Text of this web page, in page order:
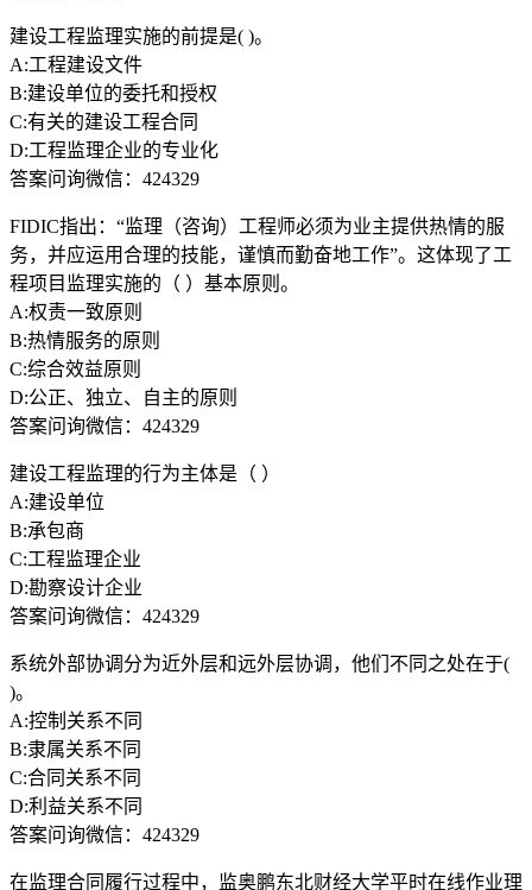
建设工程监理实施的前提是( )。
A:工程建设文件
B:建设单位的委托和授权
C:有关的建设工程合同
D:工程监理企业的专业化
答案问询微信：424329
FIDIC指出：“监理（咨询）工程师必须为业主提供热情的服
务，并应运用合理的技能，谨慎而勤奋地工作”。这体现了工
程项目监理实施的（ ）基本原则。
A:权责一致原则
B:热情服务的原则
C:综合效益原则
D:公正、独立、自主的原则
答案问询微信：424329
建设工程监理的行为主体是（ ）
A:建设单位
B:承包商
C:工程监理企业
D:勘察设计企业
答案问询微信：424329
系统外部协调分为近外层和远外层协调，他们不同之处在于(
)。
A:控制关系不同
B:隶属关系不同
C:合同关系不同
D:利益关系不同
答案问询微信：424329
在监理合同履行过程中，监奥鹏东北财经大学平时在线作业理